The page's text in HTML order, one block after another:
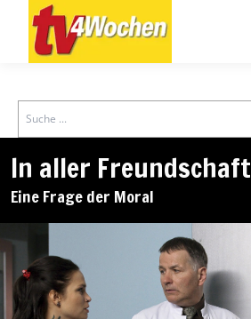
Search
In aller Freundschaft
Eine Frage der Moral